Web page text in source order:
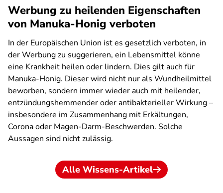
Werbung zu heilenden Eigenschaften
von Manuka-Honig verboten
In der Europäischen Union ist es gesetzlich verboten, in
der Werbung zu suggerieren, ein Lebensmittel könne
eine Krankheit heilen oder lindern. Dies gilt auch für
Manuka-Honig. Dieser wird nicht nur als Wundheilmittel
beworben, sondern immer wieder auch mit heilender,
entzündungshemmender oder antibakterieller Wirkung –
insbesondere im Zusammenhang mit Erkältungen,
Corona oder Magen-Darm-Beschwerden. Solche
Aussagen sind nicht zulässig.
Alle Wissens-Artikel